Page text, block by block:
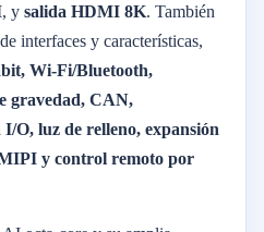
, y salida HDMI 8K. También
interfaces y características,
Wi-Fi/Bluetooth,
gravedad, CAN,
I/O, luz de relleno, expansión
y control remoto por